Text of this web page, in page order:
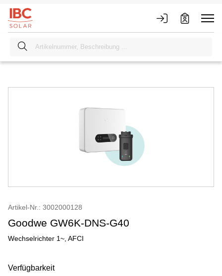
Artikel-Nr.: 3002000128
Goodwe GW6K-DNS-G40
Wechselrichter 1~, AFCI
Verfügbarkeit